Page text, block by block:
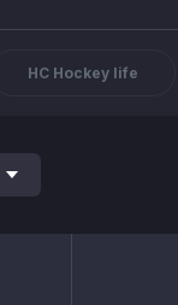
НС Hockey life